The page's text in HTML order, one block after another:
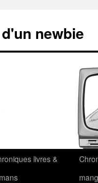
newbie
livres &